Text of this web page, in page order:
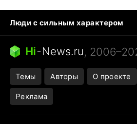
Люди с сильным характером
Кошка писает на кровать
Ядовитые пауки России
Города в ядерной войне
Открытие в Google Maps
Hi-News.ru,
Темы Авторы О проекте
Реклама